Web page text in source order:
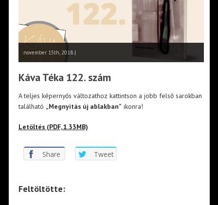
november 15th, 2018 |
Káva Téka 122. szám
A teljes képernyős változathoz kattintson a jobb felső sarokban
található „Megnyitás új ablakban” ikonra!
Letöltés (PDF, 1.33MB)
Share Tweet
Feltöltötte: